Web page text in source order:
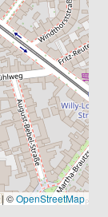
| ©OpenStreetMap